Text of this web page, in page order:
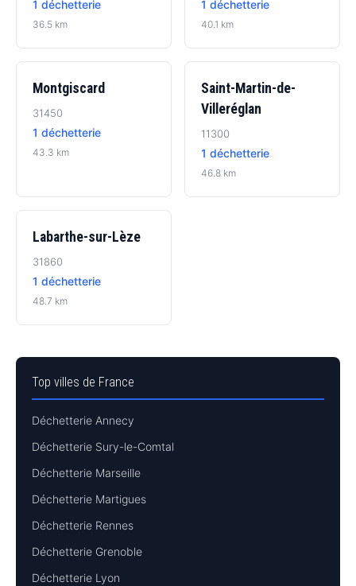
1 déchetterie
36.5 km
1 déchetterie
40.1 km
Montgiscard
31450
1 déchetterie
43.3 km
Saint-Martin-de-
Villeréglan
11300
1 déchetterie
46.8 km
Labarthe-sur-Lèze
31860
1 déchetterie
48.7 km
Top villes de France
Déchetterie Annecy
Déchetterie Sury-le-Comtal
Déchetterie Marseille
Déchetterie Martigues
Déchetterie Rennes
Déchetterie Grenoble
Déchetterie Lyon